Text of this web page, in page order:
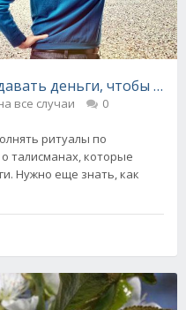
деньги, чтобы
все случаи 0
ритуалы по
талисманах, которые
Нужно еще знать, как